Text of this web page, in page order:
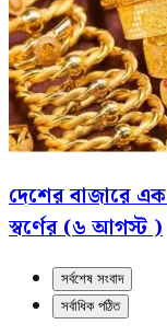
দেশের বাজারে
স্বর্ণের (৬ আগস্ট )
সর্বশেষ সংবাদ
সর্বাধিক পঠিত